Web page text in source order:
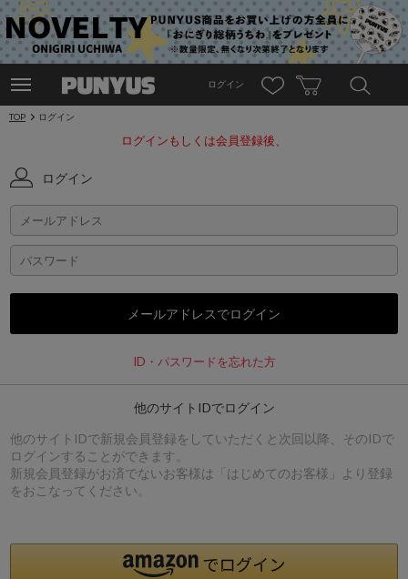
ログイン
TOP ログイン
ログインもしくは会員登録後、
ログイン
ID・パスワードを忘れた方
他のサイトIDでログイン
他のサイトIDで新規会員登録をしていただくと次回以降、そのIDで
ログインすることができます。
新規会員登録がお済でないお客様は「はじめてのお客様」より登録
をおこなってください。